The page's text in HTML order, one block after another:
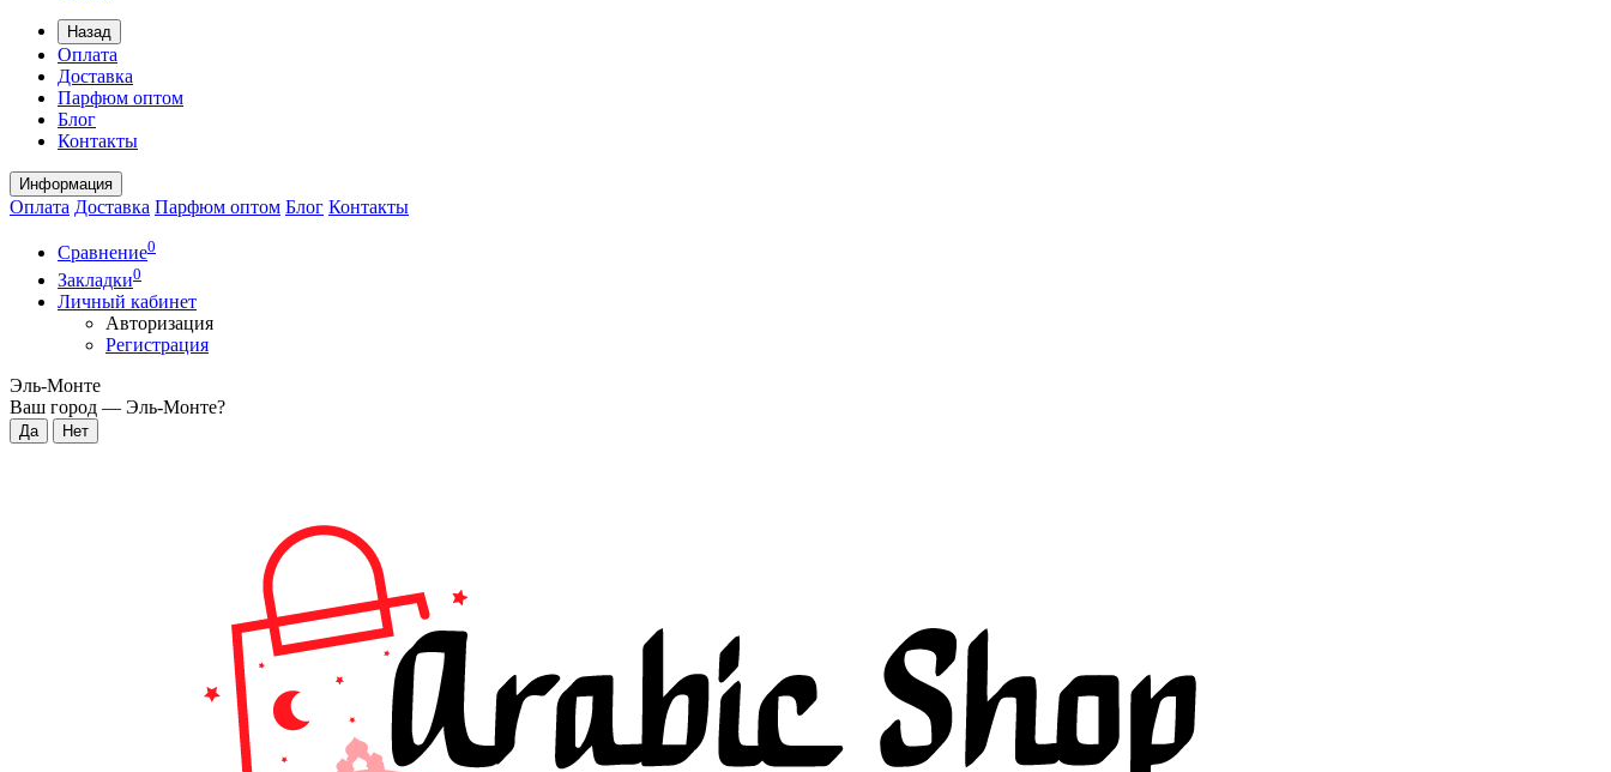
Назад
Оплата
Доставка
Парфюм оптом
Блог
Контакты
Информация
Оплата Доставка Парфюм оптом Блог Контакты
Сравнение0
Закладки0
Личный кабинет
Авторизация
Регистрация
Эль-Монте
Ваш город — Эль-Монте?